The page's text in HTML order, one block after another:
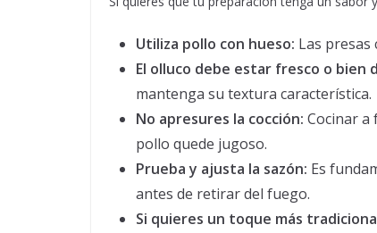
Utiliza pollo con hueso: Las
El olluco debe estar fresco o bien
mantenga su textura característica.
No apresures la cocción: Cocinar a
pollo quede jugoso.
Prueba y ajusta la sazón: Es
antes de retirar del fuego.
Si quieres un toque más